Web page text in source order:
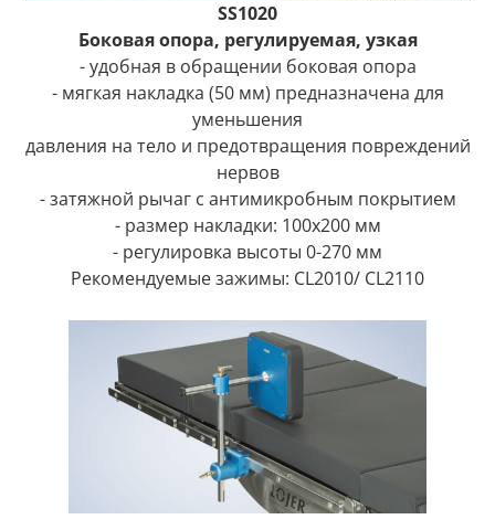
SS1020
Боковая опора, регулируемая, узкая
- удобная в обращении боковая опора
- мягкая накладка (50 мм) предназначена для
уменьшения
давления на тело и предотвращения повреждений
нервов
- затяжной рычаг с антимикробным покрытием
- размер накладки: 100x200 мм
- регулировка высоты 0-270 мм
Рекомендуемые зажимы: CL2010/ CL2110